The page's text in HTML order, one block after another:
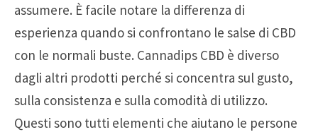
assumere. È facile notare la differenza di
esperienza quando si confrontano le salse di CBD
con le normali buste. Cannadips CBD è diverso
dagli altri prodotti perché si concentra sul gusto,
sulla consistenza e sulla comodità di utilizzo.
Questi sono tutti elementi che aiutano le persone